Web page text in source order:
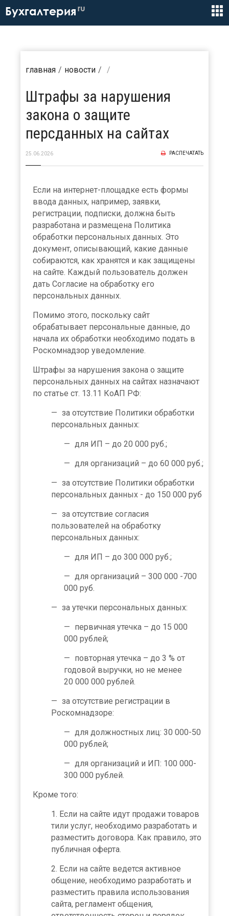
Бухгалтерия ru
главная новости
Штрафы за нарушения
закона о защите
персданных на сайтах
25.06.2026 РАСПЕЧАТАТЬ
Если на интернет-площадке есть формы
ввода данных, например, заявки,
регистрации, подписки, должна быть
разработана и размещена Политика
обработки персональных данных. Это
документ, описывающий, какие данные
собираются, как хранятся и как защищены
на сайте. Каждый пользователь должен
дать Согласие на обработку его
персональных данных.
Помимо этого, поскольку сайт
обрабатывает персональные данные, до
начала их обработки необходимо подать в
Роскомнадзор уведомление.
Штрафы за нарушения закона о защите
персональных данных на сайтах назначают
по статье ст. 13.11 КоАП РФ:
за отсутствие Политики обработки
персональных данных:
для ИП – до 20 000 руб.;
для организаций – до 60 000 руб.;
за отсутствие Политики обработки
персональных данных - до 150 000 руб
за отсутствие согласия
пользователей на обработку
персональных данных:
для ИП – до 300 000 руб.;
для организаций – 300 000 -700
000 руб.
за утечки персональных данных:
первичная утечка – до 15 000
000 рублей;
повторная утечка – до 3 % от
годовой выручки, но не менее
20 000 000 рублей.
за отсутствие регистрации в
Роскомнадзоре:
для должностных лиц: 30 000-50
000 рублей;
для организаций и ИП: 100 000-
300 000 рублей.
Кроме того:
Если на сайте идут продажи товаров
тили услуг, необходимо разработать и
разместить договора. Как правило, это
публичная оферта.
Если на сайте ведется активное
общение, необходимо разработать и
разместить правила использования
сайта, регламент общения,